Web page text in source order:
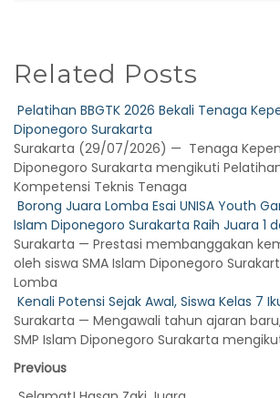
Related Posts
Pelatihan BBGTK 2026 Bekali Tenaga
Diponegoro Surakarta
Surakarta (29/07/2026) — Tenaga
Diponegoro Surakarta mengikuti
Kompetensi Teknis Tenaga
Borong Juara Lomba Esai UNISA Youth
Islam Diponegoro Surakarta Raih Juara 1
Surakarta — Prestasi membanggakan
oleh siswa SMA Islam Diponegoro
Lomba
Kenali Potensi Sejak Awal, Siswa Kelas 7
Surakarta — Mengawali tahun ajaran
SMP Islam Diponegoro Surakarta
Previous